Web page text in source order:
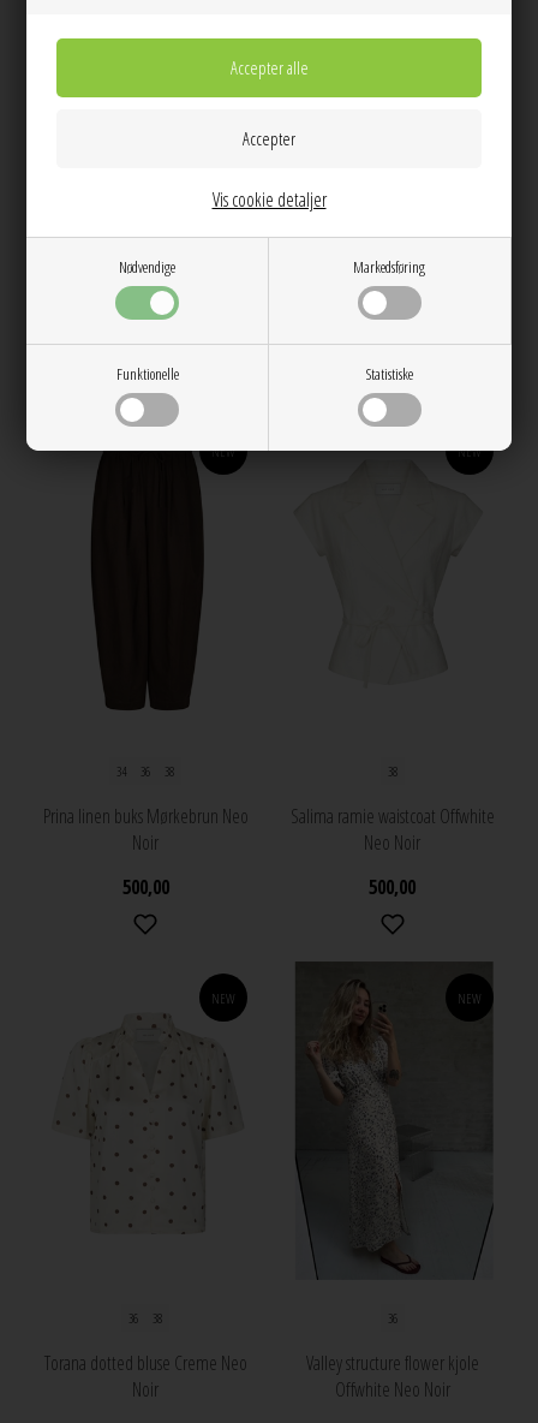
Nødvendige Markedsføring
Funktionelle Statistiske
Vis cookie detaljer
Nika bermuda shorts Sort Neo Noir
400,00
Petrine stripe bluse Blue Neo Noir
500,00
NEW
34 36 38
Prina linen buks Mørkebrun Neo
Noir
500,00
NEW
38
Salima ramie waistcoat Offwhite
Neo Noir
500,00
NEW
36 38
Torana dotted bluse Creme Neo
Noir
NEW
36
Valley structure flower kjole
Offwhite Neo Noir